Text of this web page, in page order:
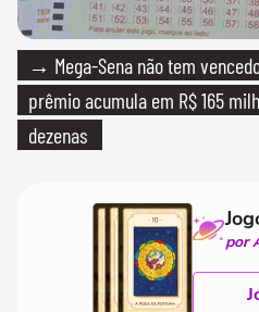
→ Mega-Sena não tem
prêmio acumula em R$ 165
dezenas
por